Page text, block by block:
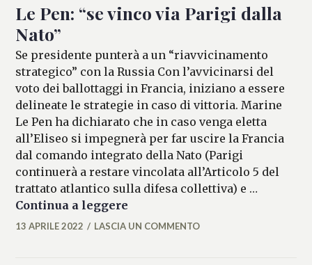
Le Pen: “se vinco via Parigi dalla
Nato”
Se presidente punterà a un “riavvicinamento
strategico” con la Russia Con l’avvicinarsi del
voto dei ballottaggi in Francia, iniziano a essere
delineate le strategie in caso di vittoria. Marine
Le Pen ha dichiarato che in caso venga eletta
all’Eliseo si impegnerà per far uscire la Francia
dal comando integrato della Nato (Parigi
continuerà a restare vincolata all’Articolo 5 del
trattato atlantico sulla difesa collettiva) e …
Continua a leggere
FLAVIA
13 APRILE 2022 LASCIA UN COMMENTO